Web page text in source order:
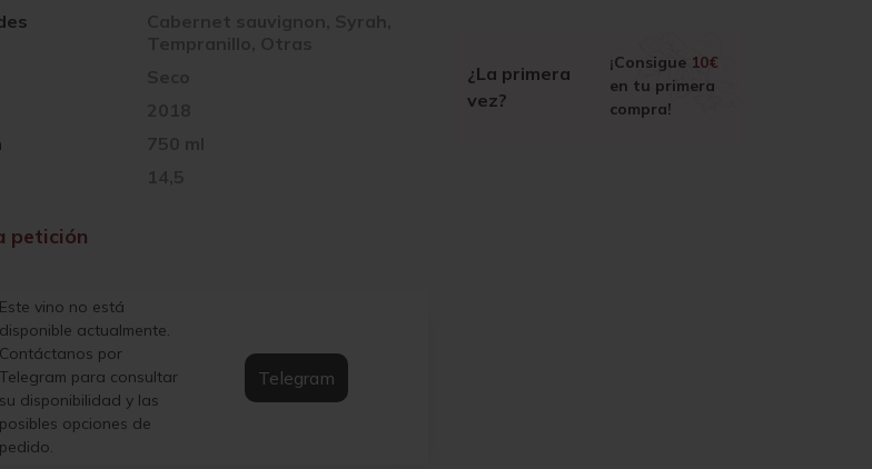
2018
750 ml
14,5
Cabernet sauvignon, Syrah,
Tempranillo, Otras
Seco
petición
Este vino no está
disponible actualmente.
Contáctanos por
Telegram para consultar
su disponibilidad y las
posibles opciones de
pedido.
Telegram
¿La primera
vez?
¡Consigue 10€
en tu primera
compra!